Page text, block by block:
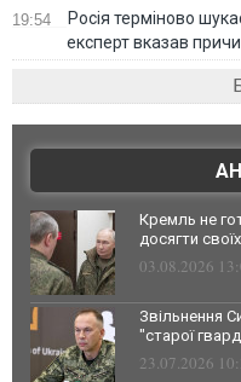
19:54
Росія терміново
експерт вказав
Кремль не
досягти
03.08.2026
Звільнення
"старої
23.07.2026